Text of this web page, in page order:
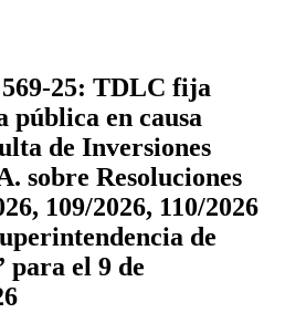
569-25: TDLC fija
pública en causa
de Inversiones
sobre Resoluciones
109/2026, 110/2026
de
para el 9 de